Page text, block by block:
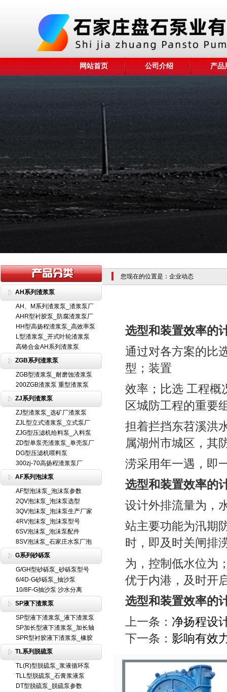
网站首页 公司介绍 产品
AH系列渣浆泵
AH、M系列渣浆泵_渣浆泵厂
AHR型衬胶泵_防腐渣浆泵厂
HH型高扬程渣浆泵_高效率泵
L型渣浆泵_开式叶轮渣浆泵
高铬合金AH系列渣浆泵
ZGB系列渣浆泵
ZGB型渣浆泵_耐磨蚀渣浆泵
200ZGB渣浆泵 重型渣浆泵
ZJ系列渣浆泵
ZJ型渣浆泵_选矿厂渣浆泵
ZJL型立式渣浆泵_立式泵厂
ZJG型压滤机给料泵_入料泵
ZD型单泵壳渣浆泵_单壳泵厂
DG型压滤机喂料泵
300zj-70高扬程渣浆泵厂
AF系列泡沫泵
AF型泡沫泵_泡沫泵参数
2QV泡沫泵_泡沫泵选型
3QV泡沫泵_泡沫泵生产厂家
4RV泡沫泵_泡沫泵型号
6SV泡沫泵_泡沫泵配件
8SV泡沫泵_石家庄水泵厂泡
G系列砂砾泵
G/GH型砂砾泵_砂砾泵型号
6/4D-G砂砾泵_抽沙泵
10/8F-G抽沙泵 沙水分离
SP液下渣浆泵
SP型液下渣浆泵_液下渣浆泵
SP加长型液下渣浆泵_加长轴
SPR型衬胶液下渣浆泵_橡胶
TL系列脱硫泵
TL(R)型脱硫泵_浆液循环泵
TLL型脱硫泵_石膏浆液泵
DT型脱硫泵_脱硫泵参数
您现在的位置是：企业动态
选型和装置效率的
通过对各方案的比
型；装置
效率；比选 工程概
区城防工程的重要
担着拦挡东苕溪洪
属湖州市城区，其
涝采用年一遇，即
选型和装置效率的
设计外排流量为，
站主要功能为汛期
时，即及时关闸排
为，控制低水位为
优于内港，及时开
选型和装置效率的
上一条： 净扬程设
下一条： 影响有效